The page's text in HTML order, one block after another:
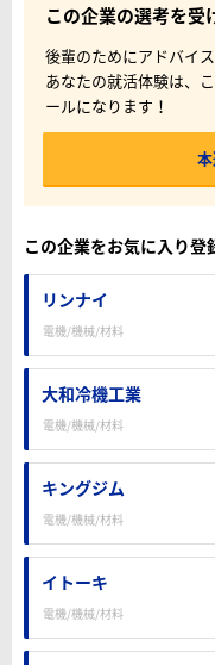
この企業の選考を受
後輩のためにアドバイ
あなたの就活体験は、
ールになります！
この企業をお気に入り
リンナイ
電機/機械/材料
大和冷機工業
電機/機械/材料
キングジム
電機/機械/材料
イトーキ
電機/機械/材料